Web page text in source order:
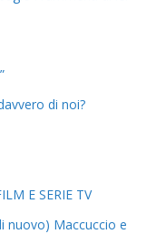
di noi?
E SERIE TV
nuovo) Maccuccio e